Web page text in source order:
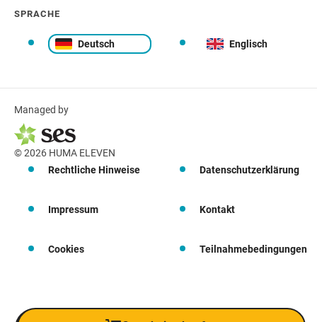
SPRACHE
Deutsch Englisch
Managed by
© 2026 HUMA ELEVEN
Rechtliche Hinweise
Datenschutzerklärung
Impressum Kontakt
Cookies Teilnahmebedingungen